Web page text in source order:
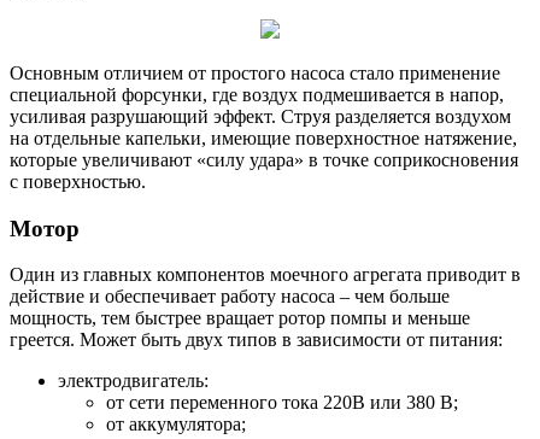
Основным отличием от простого насоса стало применение
специальной форсунки, где воздух подмешивается в напор,
усиливая разрушающий эффект. Струя разделяется воздухом
на отдельные капельки, имеющие поверхностное натяжение,
которые увеличивают «силу удара» в точке соприкосновения
с поверхностью.
Мотор
Один из главных компонентов моечного агрегата приводит в
действие и обеспечивает работу насоса – чем больше
мощность, тем быстрее вращает ротор помпы и меньше
греется. Может быть двух типов в зависимости от питания:
электродвигатель:
от сети переменного тока 220В или 380 В;
от аккумулятора;